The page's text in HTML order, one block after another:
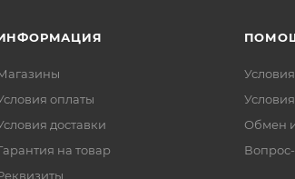
оплаты
доставки
на товар
Обмен
Вопрос-